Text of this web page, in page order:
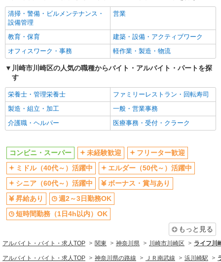
シニア（60代～）活躍中
ボーナス・賞与あり
昇給あり
週2～3日勤務OK
短時間勤務（1日4h以内）OK
扶養内勤務OK
交通費支給
社会保険あり
コンビニ・スーパー
同じ特徴から求人を探す
未経験歓迎
ミドル（40代～）活躍中
短時間勤務（1日4h以内）OK
扶養内勤務OK
交通費支給
社会保険あり
清掃・警備・ビルメンテナンス・
設備管理
営業
教育・保育
建築・設備・アクティブワーク
オフィスワーク・事務
軽作業・製造・物流
川崎市川崎区の人気の職種からバイト・アルバイト・パートを探
す
栄養士・管理栄養士
ファミリーレストラン・回転寿司
製造・組立・加工
一般・営業事務
介護職・ヘルパー
医療事務・受付・クラーク
コンビニ・スーパー 未経験歓迎
フリーター歓迎
ミドル（40代～）活躍中
エルダー（50代～）活躍中
シニア（60代～）活躍中
ボーナス・賞与あり
昇給あり
週2～3日勤務OK
短時間勤務（1日4h以内）OK
もっと見る
アルバイト・バイト・求人TOP 関東 神奈川県 川崎市川崎区 ライフ川
アルバイト・バイト・求人TOP 神奈川県の路線 ＪＲ南武線 浜川崎駅